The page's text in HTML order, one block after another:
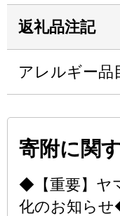
返礼品注記
アレルギー品
寄附に関
◆【重要】ヤ
化のお知ら